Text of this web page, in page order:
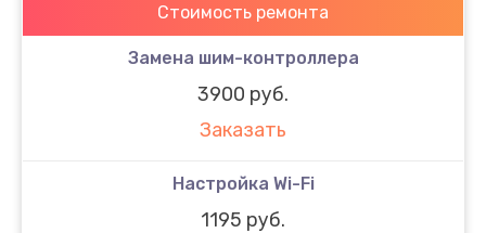
Стоимость ремонта
Замена шим-контроллера
3900 руб.
Заказать
Настройка Wi-Fi
1195 руб.